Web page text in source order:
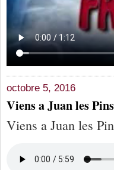
octobre 5, 2016
Viens a Juan les
Viens a Juan les